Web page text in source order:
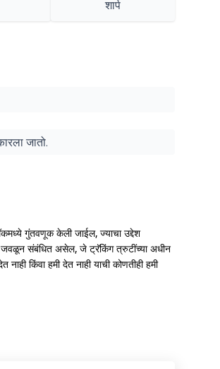
शार्प
जातो.
गुंतवणूक केली जाईल, ज्याचा उद्देश
जवळून संबंधित असेल, जे ट्रॅकिंग त्रुटींच्या अधीन
किंवा हमी देत नाही याची कोणतीही हमी